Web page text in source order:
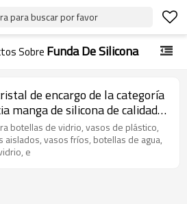
para buscar por favor
Sobre Funda De Silicona
de encargo de la categoría
manga de silicona de calidad
botellas de vidrio, vasos de plástico,
aislados, vasos fríos, botellas de agua,
e